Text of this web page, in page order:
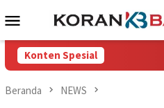
ke
Menu
Mobile
Konten Spesial
Beranda NEWS